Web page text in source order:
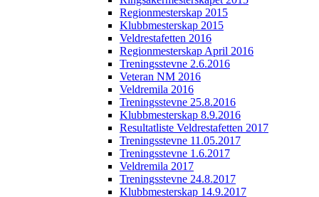
Regionmesterskap 2015
Klubbmesterskap 2015
Veldrestafetten 2016
Regionmesterskap April 2016
Treningsstevne 2.6.2016
Veteran NM 2016
Veldremila 2016
Treningsstevne 25.8.2016
Klubbmesterskap 8.9.2016
Resultatliste Veldrestafetten 2017
Treningsstevne 11.05.2017
Treningsstevne 1.6.2017
Veldremila 2017
Treningsstevne 24.8.2017
Klubbmesterskap 14.9.2017